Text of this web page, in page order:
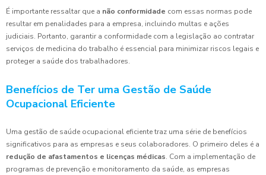
É importante ressaltar que a não conformidade com essas normas pode
resultar em penalidades para a empresa, incluindo multas e ações
judiciais. Portanto, garantir a conformidade com a legislação ao contratar
serviços de medicina do trabalho é essencial para minimizar riscos legais e
proteger a saúde dos trabalhadores.
Benefícios de Ter uma Gestão de Saúde
Ocupacional Eficiente
Uma gestão de saúde ocupacional eficiente traz uma série de benefícios
significativos para as empresas e seus colaboradores. O primeiro deles é a
redução de afastamentos e licenças médicas. Com a implementação de
programas de prevenção e monitoramento da saúde, as empresas